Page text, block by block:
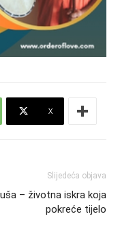
X
Slijedeća objava
– životna iskra koja
pokreće tijelo